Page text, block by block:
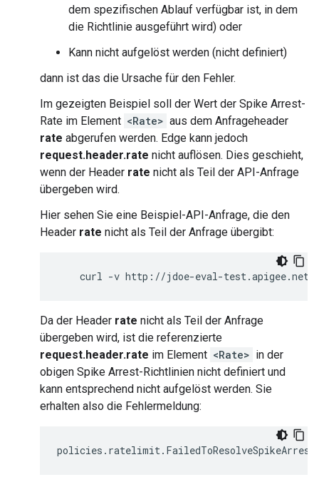
dem spezifischen Ablauf verfügbar ist, in dem
die Richtlinie ausgeführt wird) oder
Kann nicht aufgelöst werden (nicht definiert)
dann ist das die Ursache für den Fehler.
Im gezeigten Beispiel soll der Wert der Spike Arrest-
Rate im Element <Rate> aus dem Anfrageheader
rate abgerufen werden. Edge kann jedoch
request.header.rate nicht auflösen. Dies geschieht,
wenn der Header rate nicht als Teil der API-Anfrage
übergeben wird.
Hier sehen Sie eine Beispiel-API-Anfrage, die den
Header rate nicht als Teil der Anfrage übergibt:
Da der Header rate nicht als Teil der Anfrage
übergeben wird, ist die referenzierte
request.header.rate im Element <Rate> in der
obigen Spike Arrest-Richtlinien nicht definiert und
kann entsprechend nicht aufgelöst werden. Sie
erhalten also die Fehlermeldung: